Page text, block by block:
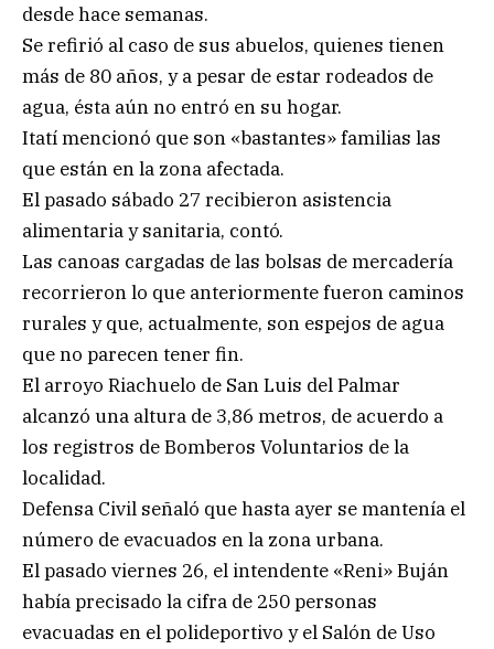
desde hace semanas.
Se refirió al caso de sus abuelos, quienes tienen
más de 80 años, y a pesar de estar rodeados de
agua, ésta aún no entró en su hogar.
Itatí mencionó que son «bastantes» familias las
que están en la zona afectada.
El pasado sábado 27 recibieron asistencia
alimentaria y sanitaria, contó.
Las canoas cargadas de las bolsas de mercadería
recorrieron lo que anteriormente fueron caminos
rurales y que, actualmente, son espejos de agua
que no parecen tener fin.
El arroyo Riachuelo de San Luis del Palmar
alcanzó una altura de 3,86 metros, de acuerdo a
los registros de Bomberos Voluntarios de la
localidad.
Defensa Civil señaló que hasta ayer se mantenía el
número de evacuados en la zona urbana.
El pasado viernes 26, el intendente «Reni» Buján
había precisado la cifra de 250 personas
evacuadas en el polideportivo y el Salón de Uso